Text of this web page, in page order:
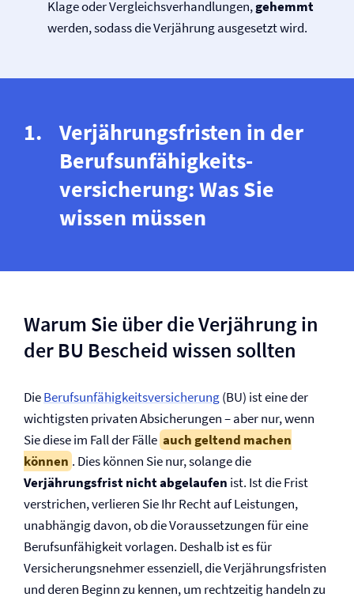
Klage oder Vergleichsverhandlungen,gehemmt
werden, sodass die Verjährung ausgesetzt wird.
Verjährungsfristen in der
Berufs­unfähigkeits­
versicherung: Was Sie
wissen müssen
Warum Sie über die Verjährung in
der BU Bescheid wissen sollten
DieBerufs­unfähigkeits­versicherung(BU) ist eine der
wichtigsten privaten Absicherungen – aber nur, wenn
Sie diese im Fall der Fälle auch geltend machen
können . Dies können Sie nur, solange die
Verjährungsfrist nicht abgelaufen ist. Ist die Frist
verstrichen, verlieren Sie Ihr Recht auf Leistungen,
unabhängig davon, ob die Voraussetzungen für eine
Berufs­unfähigkeit vorlagen. Deshalb ist es für
Versicherungsnehmer essenziell, die Verjährungsfristen
und deren Beginn zu kennen, um rechtzeitig handeln zu